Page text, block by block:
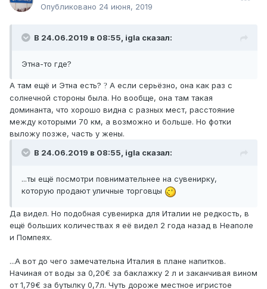
Опубликовано 24 июня, 2019
В 24.06.2019 в 08:55, igla сказал:
Этна-то где?
А там ещё и Этна есть? ? А если серьёзно, она как раз с
солнечной стороны была. Но вообще, она там такая
доминанта, что хорошо видна с разных мест, расстояние
между которыми 70 км, а возможно и больше. Но фотки
выложу позже, часть у жены.
В 24.06.2019 в 08:55, igla сказал:
...ты ещё посмотри повнимательнее на сувенирку,
которую продают уличные торговцы
Да видел. Но подобная сувенирка для Италии не редкость, в
ещё больших количествах я её видел 2 года назад в Неаполе
и Помпеях.
...А вот до чего замечательна Италия в плане напитков.
Начиная от воды за 0,20€ за баклажку 2 л и заканчивая вином
от 1,79€ за бутылку 0,7л. Чуть дороже местное игристое